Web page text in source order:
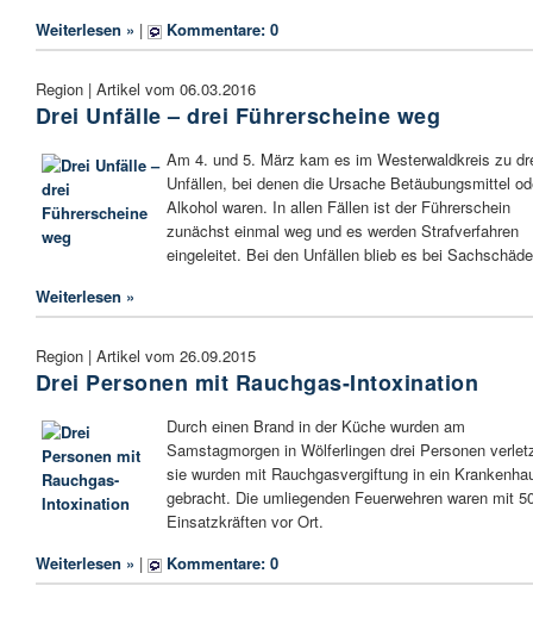
Weiterlesen » | Kommentare: 0
Region | Artikel vom 06.03.2016
Drei Unfälle – drei Führerscheine weg
Am 4. und 5. März kam es im Westerwaldkreis zu
Unfällen, bei denen die Ursache Betäubungsmittel
Alkohol waren. In allen Fällen ist der Führerschein
zunächst einmal weg und es werden Strafverfahren
eingeleitet. Bei den Unfällen blieb es bei
Weiterlesen »
Region | Artikel vom 26.09.2015
Drei Personen mit Rauchgas-Intoxination
Durch einen Brand in der Küche wurden am
Samstagmorgen in Wölferlingen drei Personen
sie wurden mit Rauchgasvergiftung in ein
gebracht. Die umliegenden Feuerwehren waren mit
Einsatzkräften vor Ort.
Weiterlesen » | Kommentare: 0